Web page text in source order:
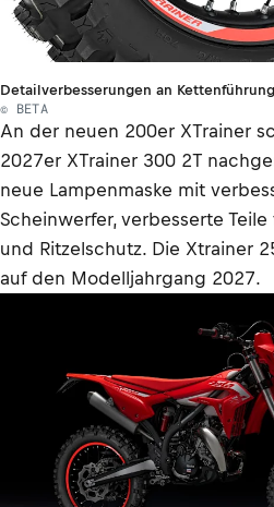
Detailverbesserungen an
© BETA
An der neuen 200er XTrainer
2027er XTrainer 300 2T
neue Lampenmaske mit
Scheinwerfer, verbesserte
und Ritzelschutz. Die Xtrainer
auf den Modelljahrgang 2027.